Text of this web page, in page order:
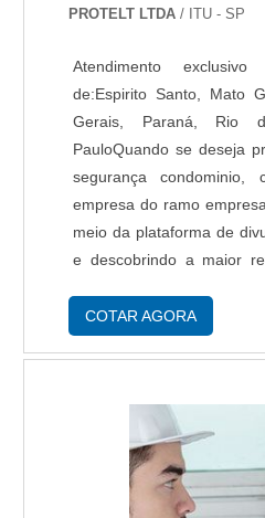
PROTELT LTDA / ITU - SP
Atendimento
de:Espirito Santo, Mato
Gerais, Paraná, Rio
PauloQuando se deseja
segurança condominio,
empresa do ramo
meio da plataforma de
e descobrindo a maior
que o serviço deve
empresas
prejuízos com
elaboradas. Assim, é
desnecessários que
outras áreas mais
COTAR AGORA